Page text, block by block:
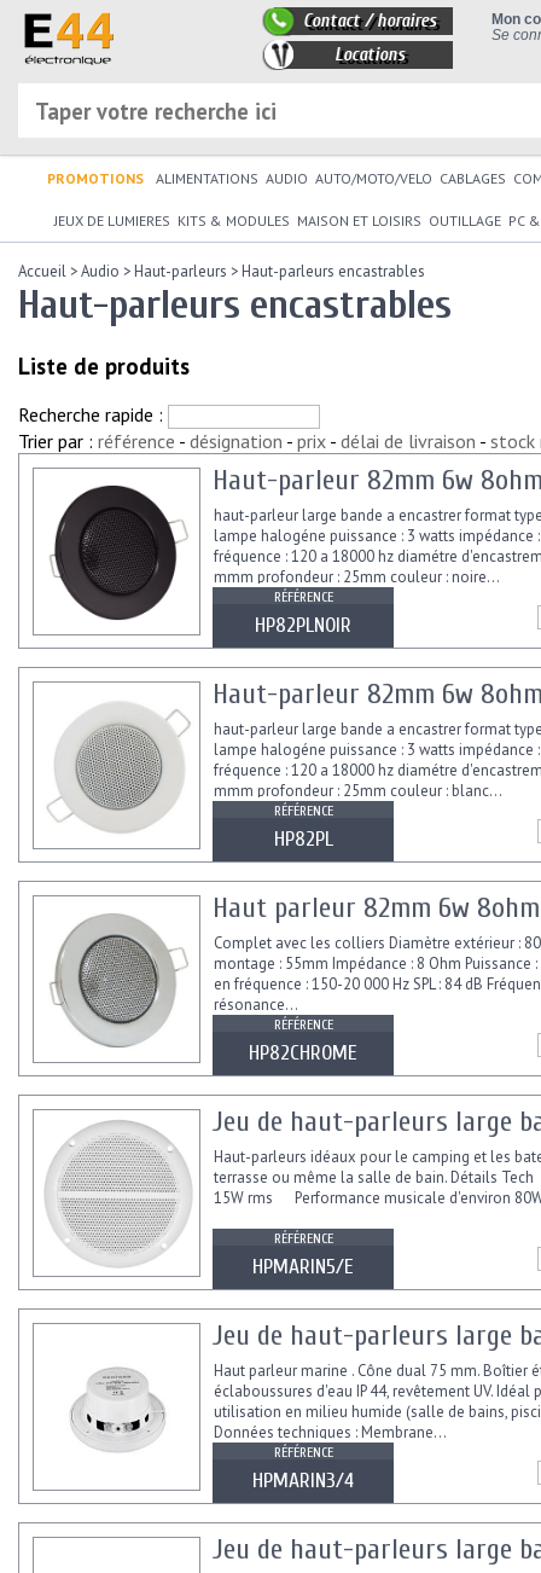
Mon
Se
Contact / horaires
Locations
PROMOTIONS ALIMENTATIONS AUDIO AUTO/MOTO/VELO CABLAGES
JEUX DE LUMIERES KITS & MODULES MAISON ET LOISIRS OUTILLAGE PC
Accueil >Audio >Haut-parleurs >Haut-parleurs encastrables
Haut-parleurs encastrables
Liste de produits
Trier par : référence - désignation - prix - délai de livraison - stock
Recherche rapide :
Haut-parleur 82mm 6w
haut-parleur large bande a encastrer format
lampe halogéne puissance : 3 watts impédance
fréquence : 120 a 18000 hz diamétre
mmm profondeur : 25mm couleur : noire...
RÉFÉRENCE
HP82PLNOIR
Haut-parleur 82mm 6w
haut-parleur large bande a encastrer format
lampe halogéne puissance : 3 watts impédance
fréquence : 120 a 18000 hz diamétre
mmm profondeur : 25mm couleur : blanc...
RÉFÉRENCE
HP82PL
Haut parleur 82mm 6w
Complet avec les colliers Diamètre extérieur :
montage : 55mm Impédance : 8 Ohm Puissance :
en fréquence : 150-20 000 Hz SPL : 84 dB
résonance...
RÉFÉRENCE
HP82CHROME
Jeu de haut-parleurs large
Haut-parleurs idéaux pour le camping et les
terrasse ou même la salle de bain. Détails
15W rms Performance musicale d'environ
RÉFÉRENCE
HPMARIN5/E
Jeu de haut-parleurs large
Haut parleur marine . Cône dual 75 mm. Boîtier
éclaboussures d'eau IP 44, revêtement UV. Idéal
utilisation en milieu humide (salle de bains,
Données techniques : Membrane...
RÉFÉRENCE
HPMARIN3/4
Jeu de haut-parleurs large